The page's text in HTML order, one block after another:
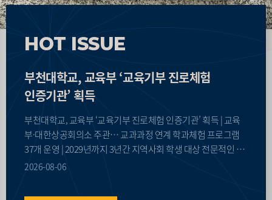
HOT ISSUE
부천대학교, 교육부 ‘교육기부 진로체험
인증기관’ 획득
부천대학교, 교육부 ‘교육기부 진로체험 인증기관’ 획득 | 교육
부·대한상공회의소 주관… 교과과정 연계 학과체험 프로그램
37개 운영 | 2029년까지 3년간 지역사회 학생 대상 전문적인 진
로·직업 탐색 기회 제공 부천대학교(총장 한정석)가 교육부와
2026-08-06